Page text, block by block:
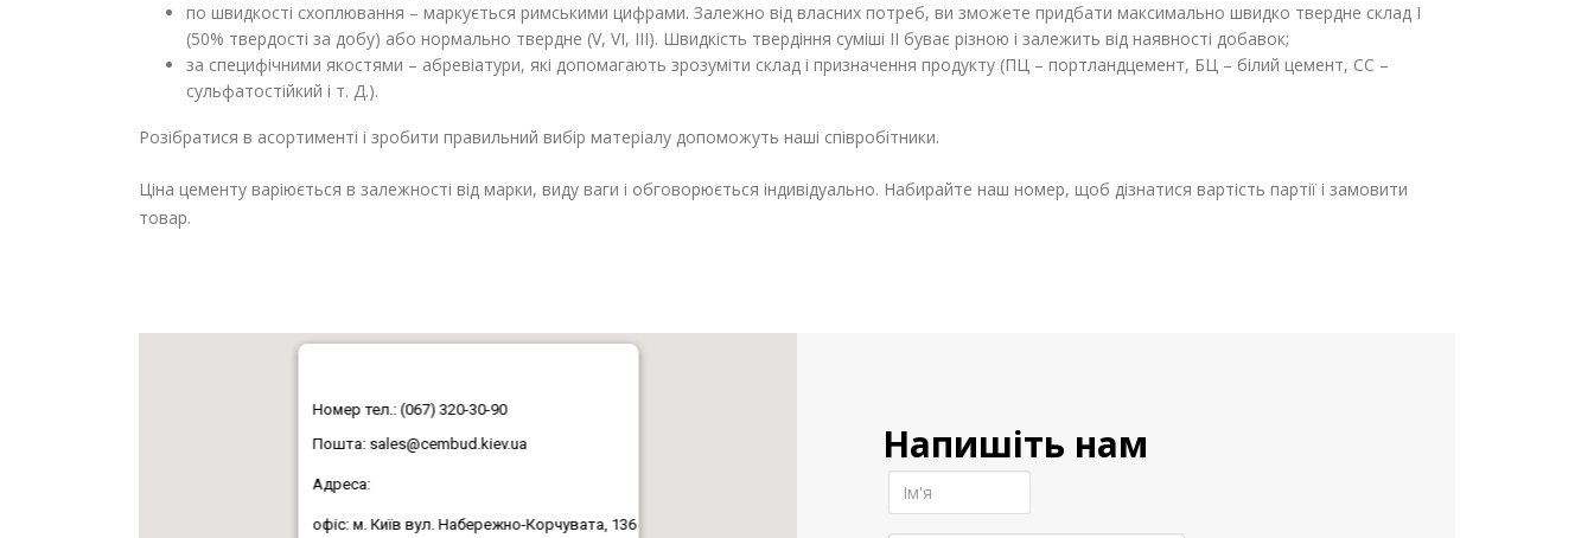
по швидкості схоплювання – маркується римськими цифрами. Залежно від власних потреб, ви зможете придбати максимально швидко твердне склад I
(50% твердості за добу) або нормально твердне (V, VI, III). Швидкість твердіння суміші II буває різною і залежить від наявності добавок;
за специфічними якостями – абревіатури, які допомагають зрозуміти склад і призначення продукту (ПЦ – портландцемент, БЦ – білий цемент, СС –
сульфатостійкий і т. Д.).
Розібратися в асортименті і зробити правильний вибір матеріалу допоможуть наші співробітники.
Ціна цементу варіюється в залежності від марки, виду ваги і обговорюється індивідуально. Набирайте наш номер, щоб дізнатися вартість партії і замовити
товар.
Номер тел.: (067) 320-30-90
Пошта: sales@cembud.kiev.ua
Адреса:
офіс: м. Київ вул. Набережно-Корчувата, 136
Напишіть нам